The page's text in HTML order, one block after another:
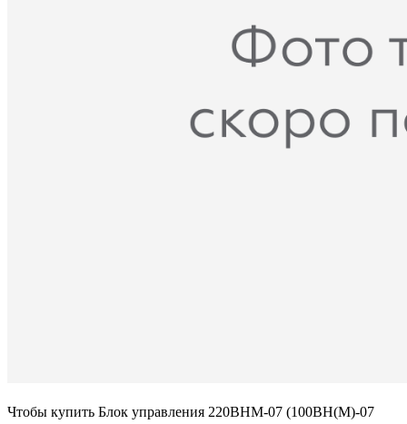
Чтобы купить Блок управления 220ВНМ-07 (100ВН(М)-07